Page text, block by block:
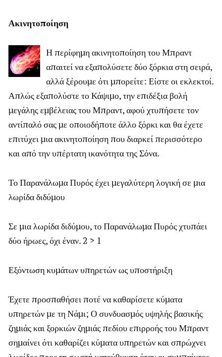
Ακινητοποίηση
Η περίφημη ακινητοποίηση του Μπραντ
απαιτεί να εξαπολύσετε δύο ξόρκια στη σειρά,
αλλά ξέρουμε ότι μπορείτε: Είστε οι εκλεκτοί.
Απλώς εξαπολύστε το Κάψιμο, την επιδέξια βολή
μεγάλης εμβέλειας του Μπραντ, αφού χτυπήσετε τον
αντίπαλό σας με οποιοδήποτε άλλο ξόρκι και θα έχετε
επιτύχει μια ακινητοποίηση που διαρκεί περισσότερο
και από την υπέρτατη ικανότητα της Σόνα.
Το Παρανάλωμα Πυρός έχει μεγαλύτερη λογική σε μια
λωρίδα διδύμου
Σε μια λωρίδα διδύμου, το Παρανάλωμα Πυρός χτυπάει
δύο ήρωες, όχι έναν. 2 > 1
Εξόντωση κυμάτων υπηρετών ως υποστήριξη
Έχετε προσπαθήσει ποτέ να καθαρίσετε κύματα
υπηρετών με τη Νάμι; Ο συνδυασμός υψηλής βασικής
ζημιάς και ξορκιών ζημιάς πεδίου επιρροής του Μπραντ
σημαίνει ότι καθαρίζει κύματα υπηρετών και σπρώχνει